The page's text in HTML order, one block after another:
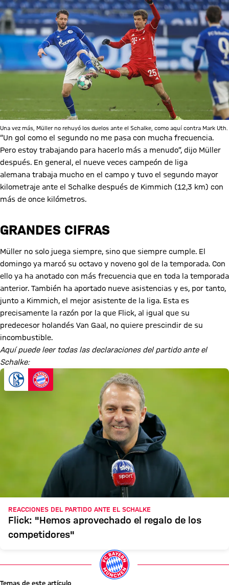
Una vez más, Müller no rehuyó los duelos ante el Schalke, como aquí contra Mark Uth.
“Un gol como el segundo no me pasa con mucha frecuencia.
Pero estoy trabajando para hacerlo más a menudo”, dijo Müller
después. En general, el nueve veces campeón de liga
alemana trabaja mucho en el campo y tuvo el segundo mayor
kilometraje ante el Schalke después de Kimmich (12,3 km) con
más de once kilómetros.
GRANDES CIFRAS
Müller no solo juega siempre, sino que siempre cumple. El
domingo ya marcó su octavo y noveno gol de la temporada. Con
ello ya ha anotado con más frecuencia que en toda la temporada
anterior. También ha aportado nueve asistencias y es, por tanto,
junto a Kimmich, el mejor asistente de la liga. Esta es
precisamente la razón por la que Flick, al igual que su
predecesor holandés Van Gaal, no quiere prescindir de su
incombustible.
Aquí puede leer todas las declaraciones del partido ante el
Schalke:
REACCIONES DEL PARTIDO ANTE EL SCHALKE
Flick: "Hemos aprovechado el regalo de los
competidores"
Temas de este artículo